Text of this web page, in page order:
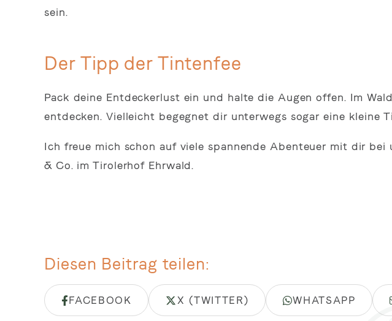
sein.
Der Tipp der Tintenfee
Pack deine Entdeckerlust ein und halte die Augen offen. Im
entdecken. Vielleicht begegnet dir unterwegs sogar eine kleine
Ich freue mich schon auf viele spannende Abenteuer mit dir bei
& Co. im Tirolerhof Ehrwald.
Diesen Beitrag teilen
FACEBOOK X (TWITTER) WHATSAPP